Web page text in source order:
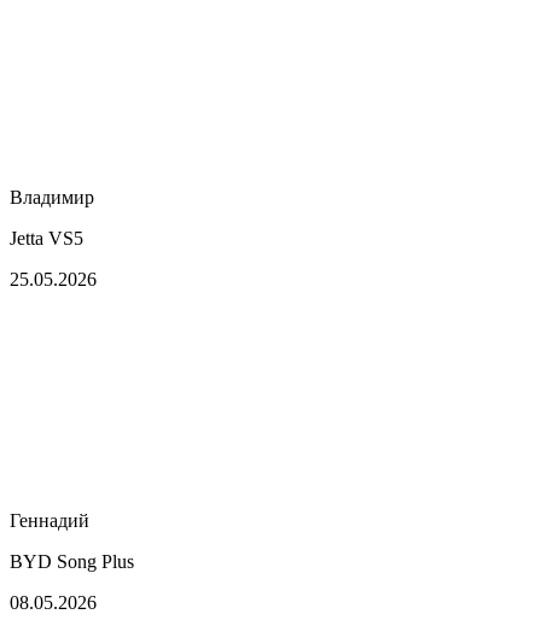
Владимир
Jetta VS5
25.05.2026
Геннадий
BYD Song Plus
08.05.2026